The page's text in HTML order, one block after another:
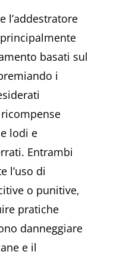
l’addestratore
basati sul
i
lodi e
Entrambi
l’uso di
o punitive,
pratiche
danneggiare
e il